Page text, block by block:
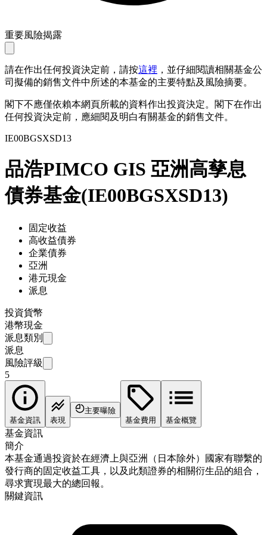
重要風險揭露
請在作出任何投資決定前，請按這裡 ，並仔細閱讀相關基金公
司擬備的銷售文件中所述的本基金的主要特點及風險摘要。
閣下不應僅依賴本網頁所載的資料作出投資決定。閣下在作出
任何投資決定前，應細閱及明白有關基金的銷售文件。
IE00BGSXSD13
品浩PIMCO GIS 亞洲高孳息
債券基金(IE00BGSXSD13)
固定收益
高收益債券
企業債券
亞洲
港元現金
派息
投資貨幣
港幣現金
派息類別
派息
風險評級
5
基金資訊 表現
主要曝險
基金費用
基金概覽
基金資訊
簡介
本基金通過投資於在經濟上與亞洲（日本除外）國家有聯繫的
發行商的固定收益工具，以及此類證券的相關衍生品的組合，
尋求實現最大的總回報。
關鍵資訊